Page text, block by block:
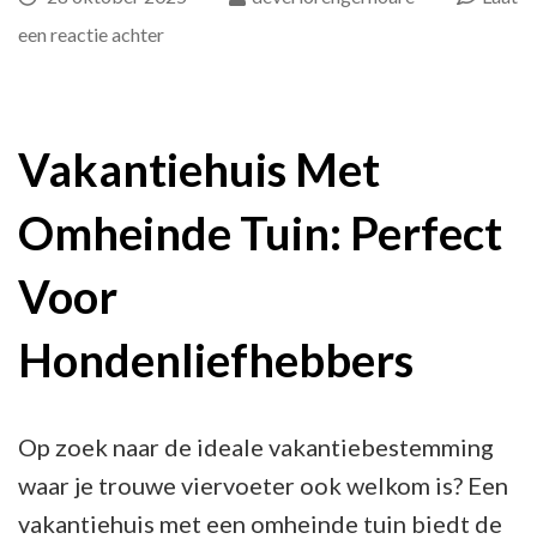
een reactie achterop
Omheinde
Tuin:
Honden
een
Zorgeloze
Vakantiehuis Met
Omheinde Tuin: Perfect
Voor
Hondenliefhebbers
Op zoek naar de ideale vakantiebestemming
waar je trouwe viervoeter ook welkom is? Een
vakantiehuis met een omheinde tuin biedt de